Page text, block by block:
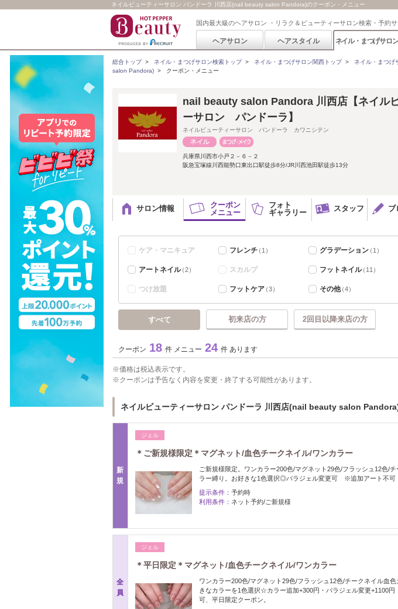
ネイルビューティーサロン パンドーラ 川西店(nail beauty salon Pandora)のクーポン・メニュー
国内最大級のヘアサロン ・リラク＆ビューティーサロン検索・予約サ
ヘアサロン ヘアスタイル ネイル・まつげサロン
総合トップ> ネイル・まつげサロン検索トップ> ネイル・まつげサロン関西トップ> ネイル・まつげ
salon Pandora) > クーポン・メニュー
nail beauty salon Pandora 川西店【ネイル
ーサロン パンドーラ】
ネイルビューティーサロン パンドーラ カワニシテン
兵庫県川西市小戸２－６－２
阪急宝塚線川西能勢口東出口駅徒歩8分/JR川西池田駅徒歩13分
サロン情報
クーポン
メニュー
フォト
ギャラリー
スタッフ ブ
ケア・マニキュア フレンチ（1） グラデーション（1）
アートネイル（2） スカルプ フットネイル（11）
つけ放題 フットケア（3） その他（4）
すべて 初来店の方 2回目以降来店の方
クーポン 18 件 メニュー 24 件 あります
価格は税込表示です。
クーポンは予告なく内容を変更・終了する可能性があります。
ネイルビューティーサロン パンドーラ 川西店(nail beauty salon
新
規
ジェル
＊ご新規様限定＊マグネット/血色チークネイル/ワンカラー
ご新規様限定。ワンカラー200色/マグネット29色/フラッシュ12色/
ラー縛り。お好きな1色選択◎パラジェル変更可 ※追加アート不可
提示条件： 予約時
利用条件： ネット予約/ご新規様
全
員
ジェル
＊平日限定＊マグネット/血色チークネイル/ワンカラー
ワンカラー200色/マグネット29色/フラッシュ12色/チークネイル血
きなカラーを1色選択☆カラー追加+300円・パラジェル変更+1100
可、平日限定クーポン。